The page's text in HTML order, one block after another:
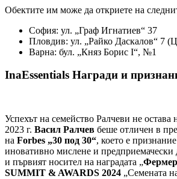
Обектите им може да откриете на
София: ул. „Граф Игнатиев“ 37
Пловдив: ул. „Райко Даскалов“ 7
Варна: бул. „Княз Борис I“, №1
InaEssentials Награди и
Успехът на семейство Ралчеви не остава
2023 г. Васил Ралчев беше отличен в
на Forbes „30 под 30“, което е
иновативно мислене и предприемачески
и първият носител на наградата „
SUMMIT & AWARDS 2024 „Семената